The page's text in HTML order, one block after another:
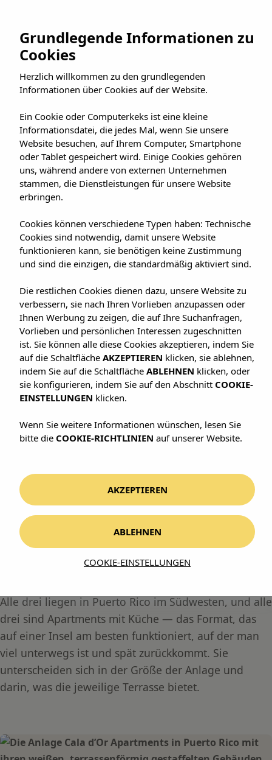
springen
KANARISCHE INSELN · SPANIEN
Canaria
Ein Kontinent im Kleinen. Und drei
Arten, darin zu wohnen.
WO ÜBERNACHTEN
Unsere Apartments auf Gran
Alle drei liegen in Puerto Rico im Südwesten, und alle
drei sind Apartments mit Küche — das Format, das
auf einer Insel am besten funktioniert, auf der man
viel unterwegs ist und spät zurückkommt. Sie
unterscheiden sich in der Größe der Anlage und
darin, was die jeweilige Terrasse bietet.
Grundlegende Informationen zu
Cookies
Herzlich willkommen zu den grundlegenden
Informationen über Cookies auf der Website.
Ein Cookie oder Computerkeks ist eine kleine
Informationsdatei, die jedes Mal, wenn Sie unsere
Website besuchen, auf Ihrem Computer, Smartphone
oder Tablet gespeichert wird. Einige Cookies gehören
uns, während andere von externen Unternehmen
stammen, die Dienstleistungen für unsere Website
erbringen.
Cookies können verschiedene Typen haben: Technische
Cookies sind notwendig, damit unsere Website
funktionieren kann, sie benötigen keine Zustimmung
und sind die einzigen, die standardmäßig aktiviert sind.
Die restlichen Cookies dienen dazu, unsere Website zu
verbessern, sie nach Ihren Vorlieben anzupassen oder
Ihnen Werbung zu zeigen, die auf Ihre Suchanfragen,
Vorlieben und persönlichen Interessen zugeschnitten
ist. Sie können alle diese Cookies akzeptieren, indem Sie
auf die Schaltfläche AKZEPTIEREN klicken, sie ablehnen,
indem Sie auf die Schaltfläche ABLEHNEN klicken, oder
sie konfigurieren, indem Sie auf den Abschnitt COOKIE-
EINSTELLUNGEN klicken.
Wenn Sie weitere Informationen wünschen, lesen Sie
bitte die COOKIE-RICHTLINIEN auf unserer Website.
COOKIE-EINSTELLUNGEN
ABLEHNEN
AKZEPTIEREN